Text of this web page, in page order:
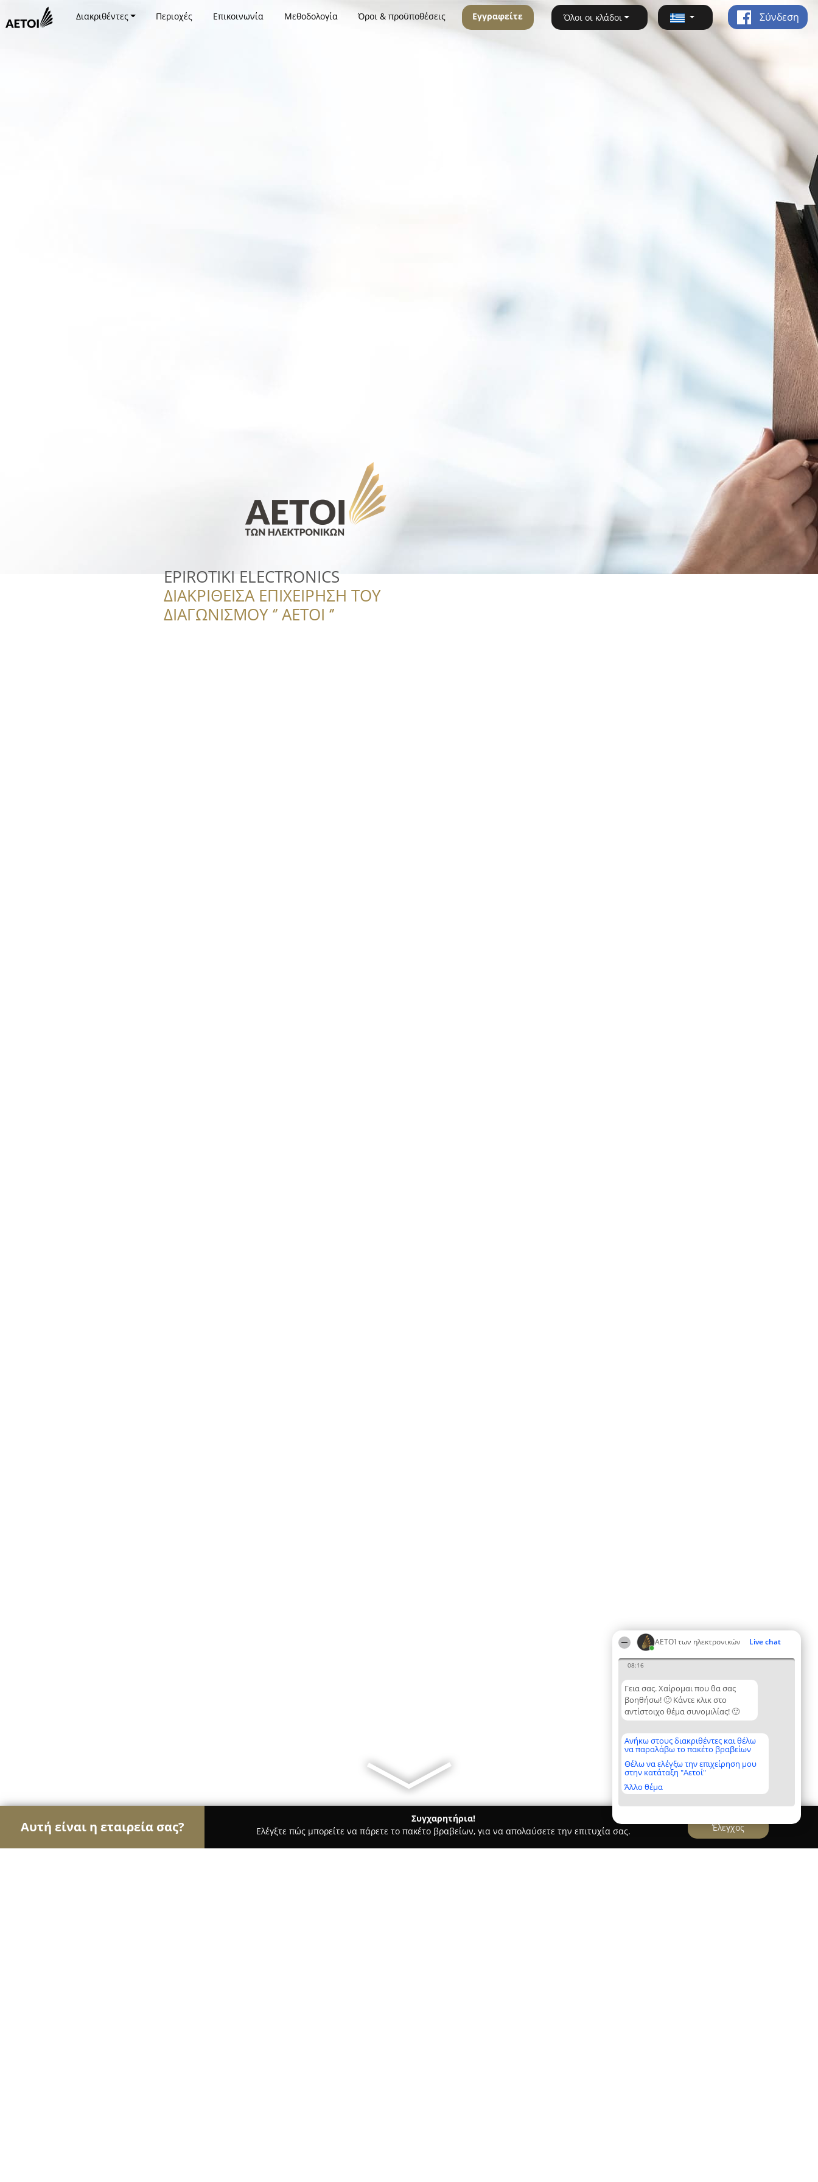
ΑΕΤΟΊ των ηλεκτρονικών Live chat
08:16
Γεια σας. Χαίρομαι που θα σας
βοηθήσω! 🙂 Κάντε κλικ στο
αντίστοιχο θέμα συνομιλίας! 🙂
Ανήκω στους διακριθέντες και θέλω
να παραλάβω το πακέτο βραβείων
Θέλω να ελέγξω την επιχείρηση μου
στην κατάταξη "Αετοί"
Άλλο θέμα
Διακριθέντες Περιοχές Επικοινωνία Μεθοδολογία Όροι & προϋποθέσεις Εγγραφείτε Όλοι οι κλάδοι Σύνδεση
EPIROTIKI ELECTRONICS
ΔΙΑΚΡΙΘΕΙΣΑ ΕΠΙΧΕΙΡΗΣΗ ΤΟΥ
ΔΙΑΓΩΝΙΣΜΟΥ ‘’ ΑΕΤΟΙ ‘’
Αυτή είναι η εταιρεία σας?
Συγχαρητήρια!
Ελέγξτε πώς μπορείτε να πάρετε το πακέτο βραβείων, για να απολαύσετε την επιτυχία σας.
Έλεγχος